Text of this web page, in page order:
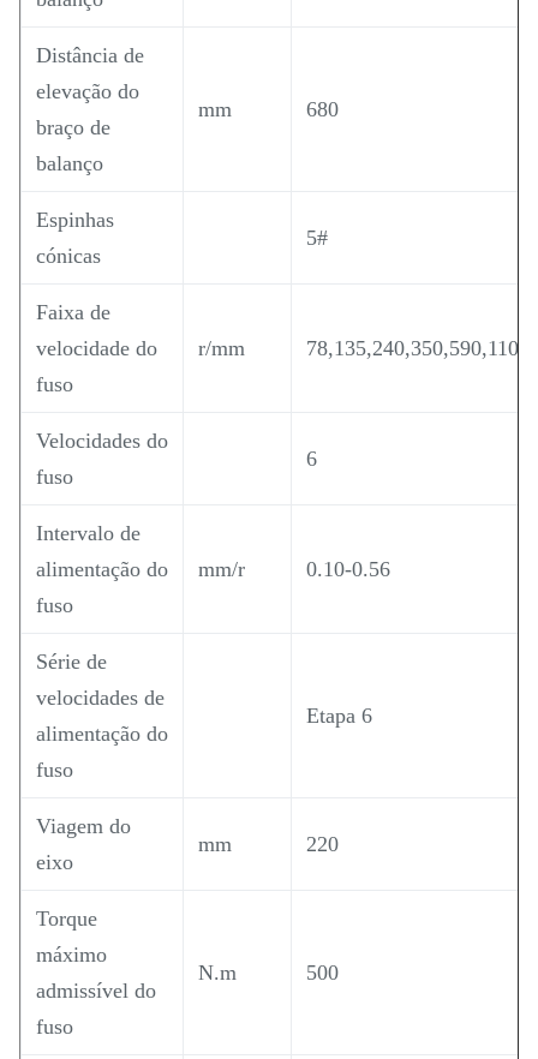
Distância de
elevação do
braço de
balanço
mm 680
Espinhas
cónicas
5#
Faixa de
velocidade do
fuso
r/mm 78,135,240,350,590,1100
Velocidades do
fuso
6
Intervalo de
alimentação do
fuso
mm/r 0.10-0.56
Série de
velocidades de
alimentação do
fuso
Etapa 6
Viagem do
eixo
mm 220
Torque
máximo
admissível do
fuso
N.m 500